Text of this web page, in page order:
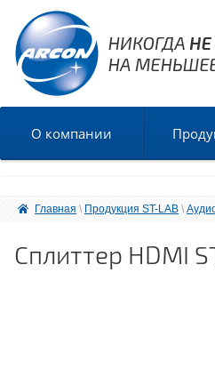
О компании
Главная \ Продукция ST-LAB \
Сплиттер HDMI